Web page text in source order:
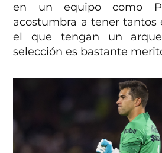
en un equipo como
acostumbra a tener tantos
el que tengan un
selección es bastante